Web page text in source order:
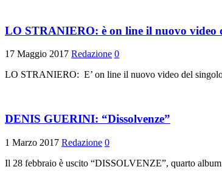
LO STRANIERO: è on line il nuovo video
17 Maggio 2017 Redazione 0
LO STRANIERO: E’ on line il nuovo video del singolo
DENIS GUERINI: “Dissolvenze”
1 Marzo 2017 Redazione 0
Il 28 febbraio è uscito “DISSOLVENZE”, quarto